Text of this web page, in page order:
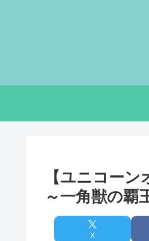
【ユニコー
～一角獣の覇
X